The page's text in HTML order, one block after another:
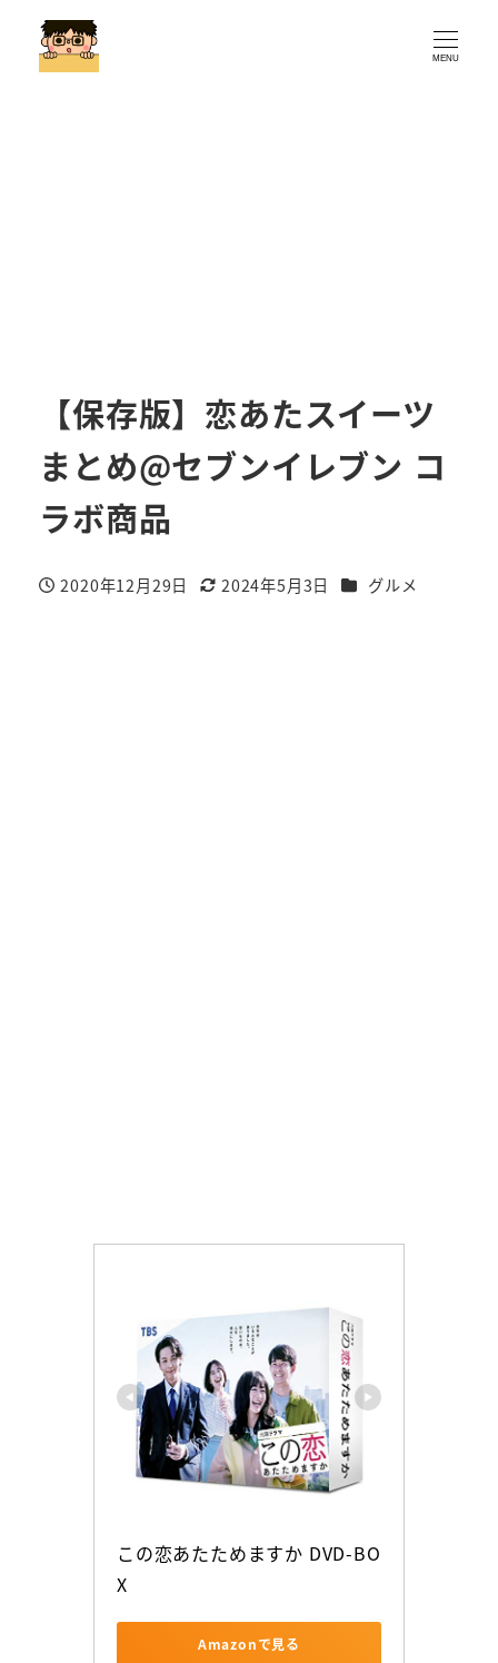
MENU
【保存版】恋あたスイーツ
まとめ@セブンイレブン コ
ラボ商品
投稿日
2020年12月29日
更新日
2024年5月3日 カテゴリー
グルメ
この恋あたためますか DVD-BO
X
Amazonで見る